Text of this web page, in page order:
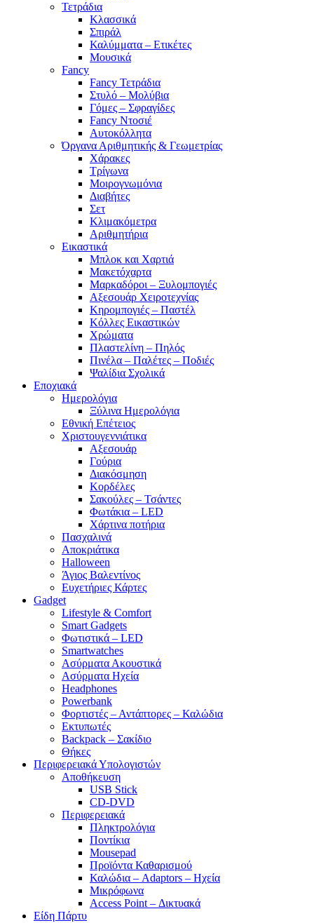
Τετράδια
Κλασσικά
Σπιράλ
Καλύμματα – Ετικέτες
Μουσικά
Fancy
Fancy Τετράδια
Στυλό – Μολύβια
Γόμες – Σφραγίδες
Fancy Ντοσιέ
Αυτοκόλλητα
Όργανα Αριθμητικής & Γεωμετρίας
Χάρακες
Τρίγωνα
Mοιρογνωμόνια
Διαβήτες
Σετ
Κλιμακόμετρα
Αριθμητήρια
Εικαστικά
Μπλοκ και Χαρτιά
Μακετόχαρτα
Μαρκαδόροι – Ξυλομπογιές
Αξεσουάρ Χειροτεχνίας
Κηρομπογιές – Παστέλ
Κόλλες Εικαστικών
Χρώματα
Πλαστελίνη – Πηλός
Πινέλα – Παλέτες – Ποδιές
Ψαλίδια Σχολικά
Εποχιακά
Ημερολόγια
Ξύλινα Ημερολόγια
Εθνική Επέτειος
Χριστουγεννιάτικα
Αξεσουάρ
Γούρια
Διακόσμηση
Κορδέλες
Σακούλες – Τσάντες
Φωτάκια – LED
Χάρτινα ποτήρια
Πασχαλινά
Αποκριάτικα
Halloween
Άγιος Βαλεντίνος
Ευχετήριες Κάρτες
Gadget
Lifestyle & Comfort
Smart Gadgets
Φωτιστικά – LED
Smartwatches
Ασύρματα Ακουστικά
Ασύρματα Ηχεία
Headphones
Powerbank
Φορτιστές – Αντάπτορες – Καλώδια
Εκτυπωτές
Backpack – Σακίδιο
Θήκες
Περιφερειακά Υπολογιστών
Αποθήκευση
USB Stick
CD-DVD
Περιφερειακά
Πληκτρολόγια
Ποντίκια
Mousepad
Προϊόντα Καθαρισμού
Καλώδια – Adaptors – Ηχεία
Μικρόφωνα
Access Point – Δικτυακά
Είδη Πάρτυ